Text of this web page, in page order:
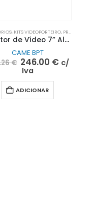
, KITS VIDEOPORTEIRO, PROMOÇÕES
Monitor de Vídeo 7” Alta-Voz Futura X1 Branco| CAME BPT
CAME BPT
€ 246.00 € c/
Iva
ADICIONAR